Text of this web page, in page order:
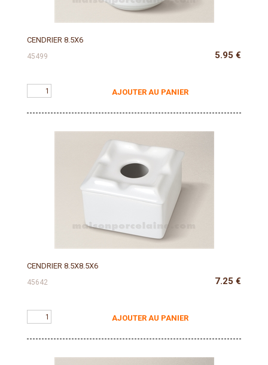
CENDRIER 8.5X6
45499 5.95 €
AJOUTER AU PANIER
CENDRIER 8.5X8.5X6
45642 7.25 €
AJOUTER AU PANIER